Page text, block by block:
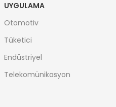
UYGULAMA
Otomotiv
Tüketici
Endüstriyel
Telekomünikasyon